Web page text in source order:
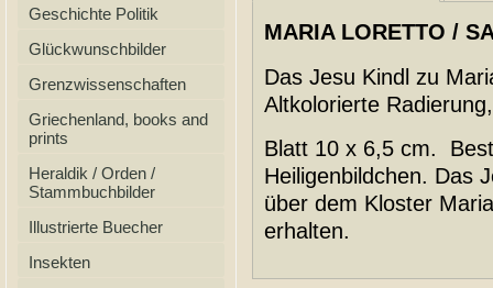
Geschichte Politik
Glückwunschbilder
Grenzwissenschaften
Griechenland, books and
prints
Heraldik / Orden /
Stammbuchbilder
Illustrierte Buecher
Insekten
MARIA LORETTO /
Das Jesu Kindl zu
Altkolorierte
Blatt 10 x 6,5 cm.
Heiligenbildchen. Das
über dem Kloster
erhalten.